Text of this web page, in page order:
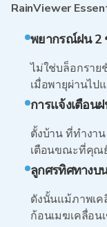
RainViewer
พยากรณ์ฝน 2
ไม่ใช่บล็อกราย
เมื่อพายุผ่านไป
การแจ้งเตือน
ตั้งบ้าน ที่ทำงา
เตือนขณะที่คุณ
ลูกศรทิศทางบ
ดังนั้นแม้ภาพเค
ก้อนเมฆเคลื่อ